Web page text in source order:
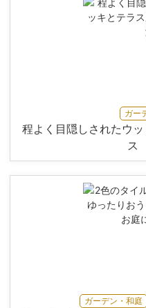
ガー
程よく目隠しされたウ
ス
ガーデン・和庭